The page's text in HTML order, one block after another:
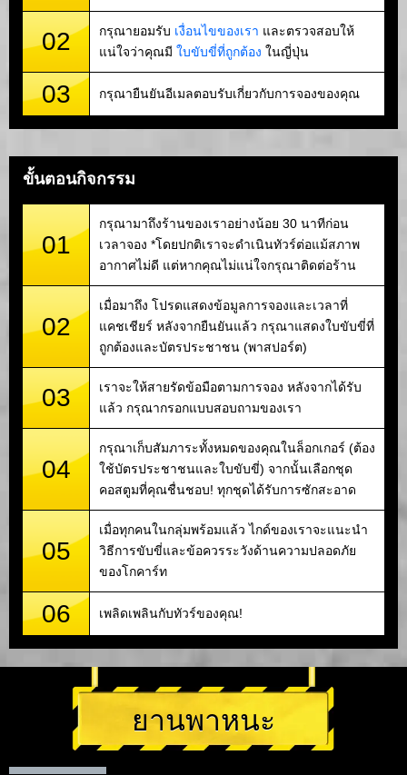
02 กรุณายอมรับ เงื่อนไขของเรา และตรวจสอบให้
แน่ใจว่าคุณมี ใบขับขี่ที่ถูกต้อง ในญี่ปุ่น
03 กรุณายืนยันอีเมลตอบรับเกี่ยวกับการจองของคุณ
ขั้นตอนกิจกรรม
01
กรุณามาถึงร้านของเราอย่างน้อย 30 นาทีก่อน
เวลาจอง *โดยปกติเราจะดำเนินทัวร์ต่อแม้สภาพ
อากาศไม่ดี แต่หากคุณไม่แน่ใจกรุณาติดต่อร้าน
02
เมื่อมาถึง โปรดแสดงข้อมูลการจองและเวลาที่
แคชเชียร์ หลังจากยืนยันแล้ว กรุณาแสดงใบขับขี่ที่
ถูกต้องและบัตรประชาชน (พาสปอร์ต)
03
เราจะให้สายรัดข้อมือตามการจอง หลังจากได้รับ
แล้ว กรุณากรอกแบบสอบถามของเรา
04
กรุณาเก็บสัมภาระทั้งหมดของคุณในล็อกเกอร์ (ต้อง
ใช้บัตรประชาชนและใบขับขี่) จากนั้นเลือกชุด
คอสตูมที่คุณชื่นชอบ! ทุกชุดได้รับการซักสะอาด
05
เมื่อทุกคนในกลุ่มพร้อมแล้ว ไกด์ของเราจะแนะนำ
วิธีการขับขี่และข้อควรระวังด้านความปลอดภัย
ของโกคาร์ท
06 เพลิดเพลินกับทัวร์ของคุณ!
ยานพาหนะ